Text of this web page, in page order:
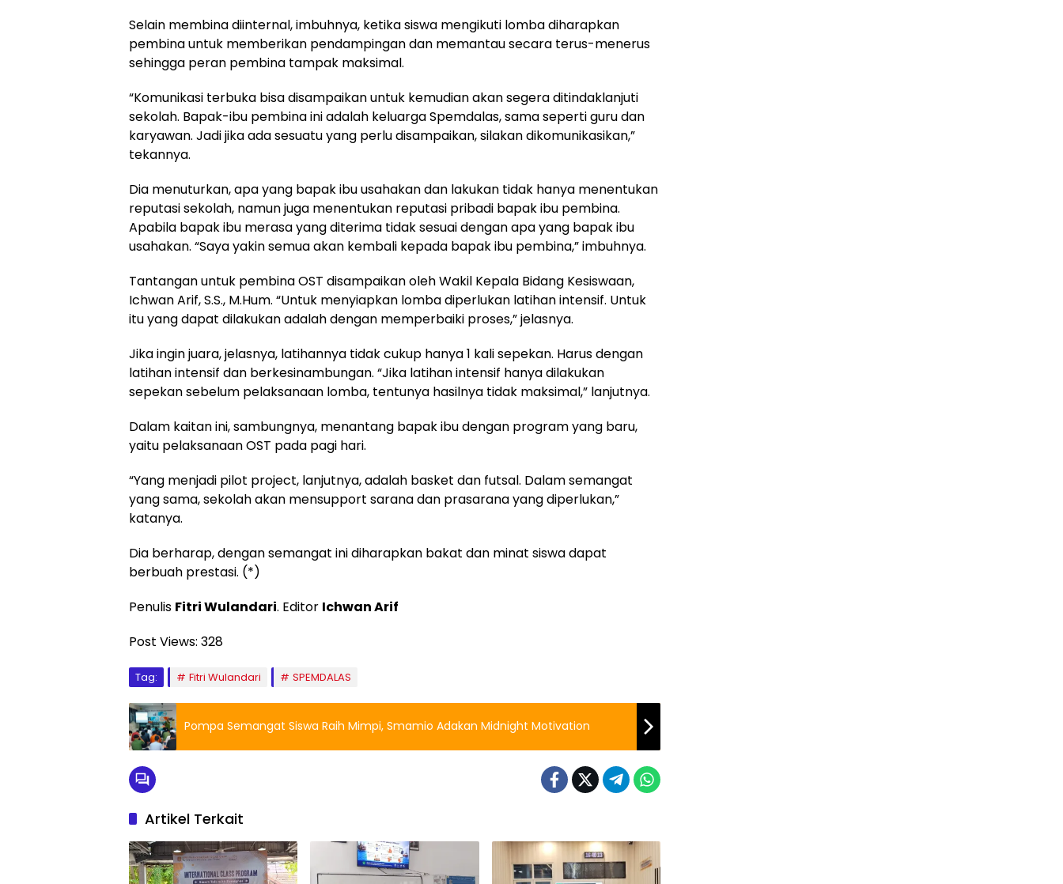
Selain membina diinternal, imbuhnya, ketika siswa mengikuti lomba diharapkan
pembina untuk memberikan pendampingan dan memantau secara terus-menerus
sehingga peran pembina tampak maksimal.
“Komunikasi terbuka bisa disampaikan untuk kemudian akan segera ditindaklanjuti
sekolah. Bapak-ibu pembina ini adalah keluarga Spemdalas, sama seperti guru dan
karyawan. Jadi jika ada sesuatu yang perlu disampaikan, silakan dikomunikasikan,”
tekannya.
Dia menuturkan, apa yang bapak ibu usahakan dan lakukan tidak hanya menentukan
reputasi sekolah, namun juga menentukan reputasi pribadi bapak ibu pembina.
Apabila bapak ibu merasa yang diterima tidak sesuai dengan apa yang bapak ibu
usahakan. “Saya yakin semua akan kembali kepada bapak ibu pembina,” imbuhnya.
Tantangan untuk pembina OST disampaikan oleh Wakil Kepala Bidang Kesiswaan,
Ichwan Arif, S.S., M.Hum. “Untuk menyiapkan lomba diperlukan latihan intensif. Untuk
itu yang dapat dilakukan adalah dengan memperbaiki proses,” jelasnya.
Jika ingin juara, jelasnya, latihannya tidak cukup hanya 1 kali sepekan. Harus dengan
latihan intensif dan berkesinambungan. “Jika latihan intensif hanya dilakukan
sepekan sebelum pelaksanaan lomba, tentunya hasilnya tidak maksimal,” lanjutnya.
Dalam kaitan ini, sambungnya, menantang bapak ibu dengan program yang baru,
yaitu pelaksanaan OST pada pagi hari.
“Yang menjadi pilot project, lanjutnya, adalah basket dan futsal. Dalam semangat
yang sama, sekolah akan mensupport sarana dan prasarana yang diperlukan,”
katanya.
Dia berharap, dengan semangat ini diharapkan bakat dan minat siswa dapat
berbuah prestasi. (*)
Penulis Fitri Wulandari. Editor Ichwan Arif
Post Views: 328
Tag: Fitri Wulandari SPEMDALAS
Pompa Semangat Siswa Raih Mimpi, Smamio Adakan Midnight Motivation
Artikel Terkait